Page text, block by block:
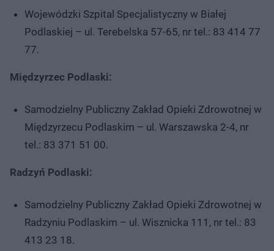
Wojewódzki Szpital Specjalistyczny w Białej
Podlaskiej – ul. Terebelska 57-65, nr tel.: 83 414 77
77.
Międzyrzec Podlaski:
Samodzielny Publiczny Zakład Opieki Zdrowotnej w
Międzyrzecu Podlaskim – ul. Warszawska 2-4, nr
tel.: 83 371 51 00.
Radzyń Podlaski:
Samodzielny Publiczny Zakład Opieki Zdrowotnej w
Radzyniu Podlaskim – ul. Wisznicka 111, nr tel.: 83
413 23 18.